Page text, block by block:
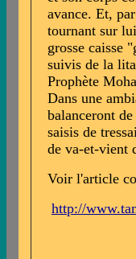
avance. Et,
tournant sur
grosse caisse
suivis de la
Prophète
Dans une
balanceront
saisis de
de va-et-vient
Voir l'article
http://